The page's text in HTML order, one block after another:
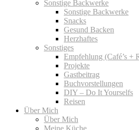
Sonstige Backwerke
Sonstige Backwerke
Snacks
Gesund Backen
Herzhaftes
Sonstiges
Empfehlung (Café’s +
Projekte
Gastbeitrag
Buchvorstellungen
DIY – Do It Yourselfs
Reisen
Über Mich
Über Mich
Meine Küche